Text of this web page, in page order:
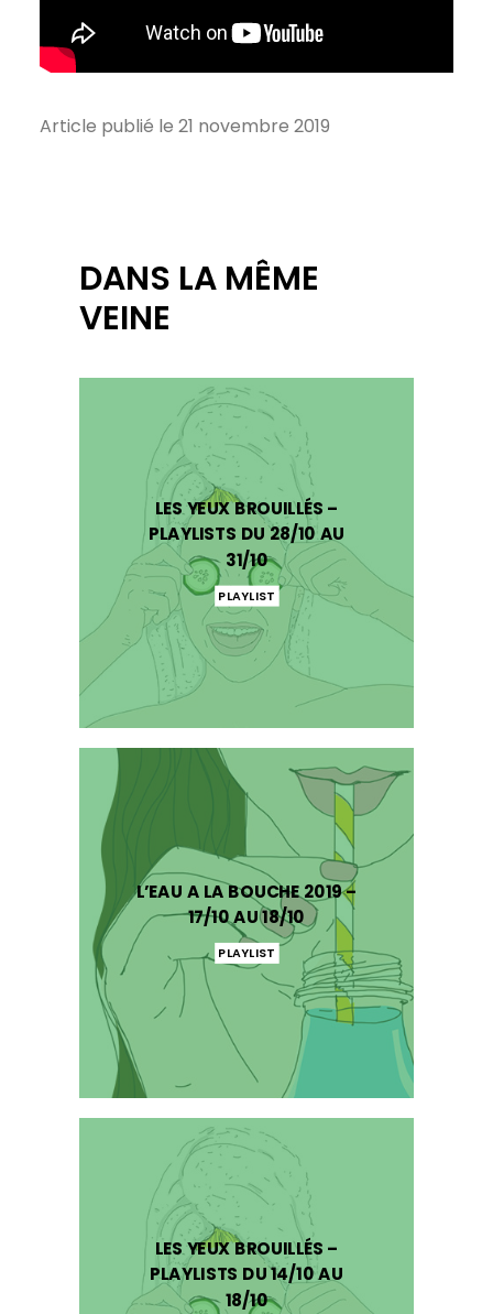
Article publié le 21 novembre 2019
DANS LA MÊME
VEINE
LES YEUX BROUILLÉS –
PLAYLISTS DU 28/10 AU
31/10
PLAYLIST
L’EAU A LA BOUCHE 2019 –
17/10 AU 18/10
PLAYLIST
LES YEUX BROUILLÉS –
PLAYLISTS DU 14/10 AU
18/10